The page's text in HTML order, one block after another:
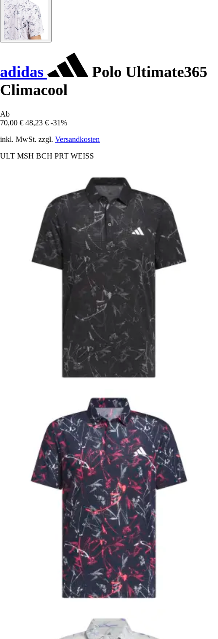
adidas
Polo Ultimate365
Climacool
Ab
70,00 € 48,23 € -31%
inkl. MwSt. zzgl. Versandkosten
ULT MSH BCH PRT WEISS